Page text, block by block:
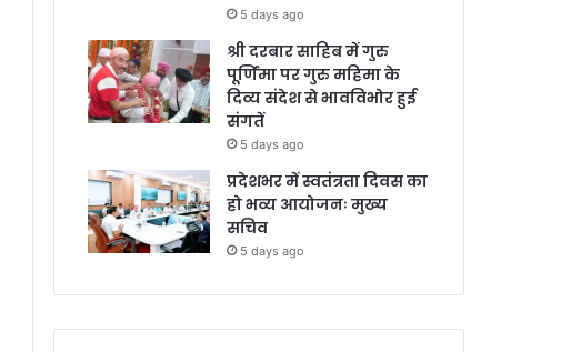
5 days ago
श्री दरबार साहिब में गुरु
पूर्णिमा पर गुरु महिमा के
दिव्य संदेश से भावविभोर हुई
संगतें
5 days ago
प्रदेशभर में स्वतंत्रता दिवस का
हो भव्य आयोजनः मुख्य
सचिव
5 days ago